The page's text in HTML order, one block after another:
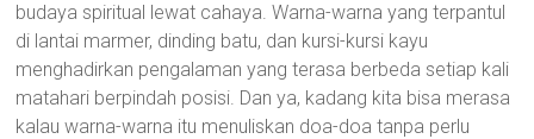
budaya spiritual lewat cahaya. Warna-warna yang terpantul
di lantai marmer, dinding batu, dan kursi-kursi kayu
menghadirkan pengalaman yang terasa berbeda setiap kali
matahari berpindah posisi. Dan ya, kadang kita bisa merasa
kalau warna-warna itu menuliskan doa-doa tanpa perlu